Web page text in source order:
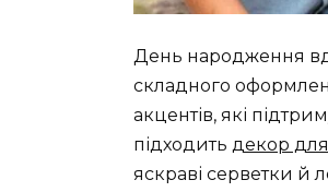
День народження
складного
акцентів, які
підходить декор для
яскраві серветки й